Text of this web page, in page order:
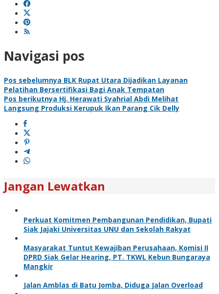
Navigasi pos
Pos sebelumnya BLK Rupat Utara Dijadikan Layanan
Pelatihan Bersertifikasi Bagi Anak Tempatan
Pos berikutnya Hj. Herawati Syahrial Abdi Melihat
Langsung Produksi Kerupuk Ikan Parang Cik Delly
Jangan Lewatkan
Perkuat Komitmen Pembangunan Pendidikan, Bupati
Siak Jajaki Universitas UNU dan Sekolah Rakyat
Masyarakat Tuntut Kewajiban Perusahaan, Komisi II
DPRD Siak Gelar Hearing, PT. TKWL Kebun Bungaraya
Mangkir
Jalan Amblas di Batu Jomba, Diduga Jalan Overload